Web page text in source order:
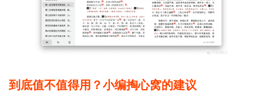
到底值不值得用？小编掏心窝的建议